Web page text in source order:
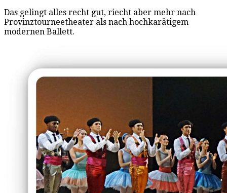
Das gelingt alles recht gut, riecht aber mehr nach
Provinztourneetheater als nach hochkarätigem
modernen Ballett.